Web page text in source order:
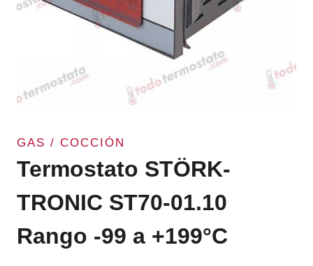
GAS / COCCIÓN
Termostato STÖRK-
TRONIC ST70-01.10
Rango -99 a +199°C